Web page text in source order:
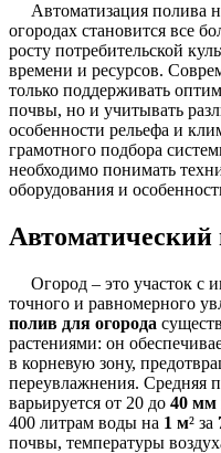
Автоматизация полива
огородах становится все
росту потребительской
времени и ресурсов.
только поддерживать
почвы, но и учитывать
особенности рельефа и
грамотного подбора
необходимо понимать
оборудования и
Автоматический
Огород – это участок с
точного и равномерного
полив для огорода
растениями: он
в корневую зону,
переувлажнения. Средняя
варьируется от 20 до 40 мм
400 литрам воды на 1 м² за
почвы, температуры